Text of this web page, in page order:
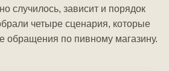
случилось, зависит и порядок
четыре сценария, которые
обращения по пивному магазину.